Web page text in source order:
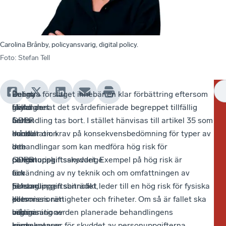
Carolina Brånby, policyansvarig, digital policy.
Foto: Stefan Tell
I
förra
årets
konsultation
om
GDPR
fick
EU-
kommissionen
många
Enligt
gällande
GDPR
måste
den
personuppgiftsansvarige
och
personuppgiftsbiträdet,
det
vill
Denna
skyldighet
är
dock
inte
obligatorisk
för
företag
eller
organisationer
Det nya förslaget innebär en klar förbättring eftersom
bland annat det svårdefinierade begreppet tillfällig
behandling tas bort. I stället hänvisas till artikel 35 som
handlar om krav på konsekvensbedömning för typer av
behandlingar som kan medföra hög risk för
personuppgiftsskyddet. Exempel på hög risk är
användning av ny teknik och om omfattningen av
behandlingen sannolikt leder till en hög risk för fysiska
personers rättigheter och friheter. Om så är fallet ska
bedömning av den planerade behandlingens